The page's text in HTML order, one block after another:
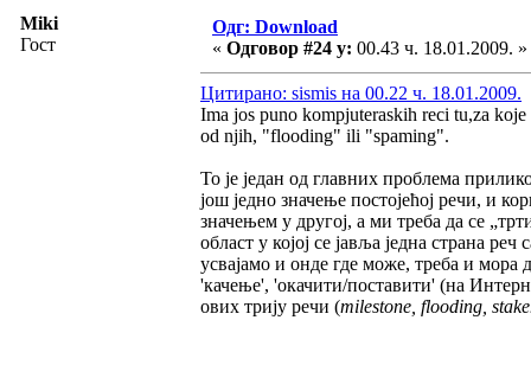
Miki
Гост
Одг: Download
« Одговор #24 у: 00.43 ч. 18.01.2009. »
Цитирано: sismis на 00.22 ч. 18.01.2009.
Ima jos puno kompjuteraskih reci tu,za
od njih, "flooding" ili "spaming".
То је један од главних проблема
још једно значење постојећој речи, и
значењем у другој, а ми треба да се
област у којој се јавља једна страна
усвајамо и онде где може, треба и
'качење', 'окачити/поставити' (на
ових трију речи (milestone, flooding,